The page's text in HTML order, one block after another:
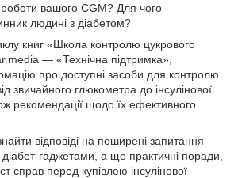
роботи вашого CGM? Для чого
людині з діабетом?
книг «Школа контролю цукрового
— «Технічна підтримка»,
про доступні засоби для контролю
звичайного глюкометра до інсулінової
рекомендації щодо їх ефективного
відповіді на поширені запитання
гаджетами, а ще практичні поради,
справ перед купівлею інсулінової